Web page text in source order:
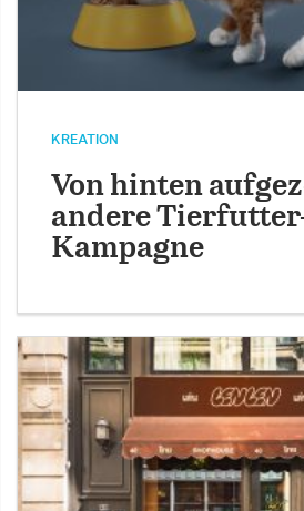
KREATION
Von hinten
andere
Kampagne